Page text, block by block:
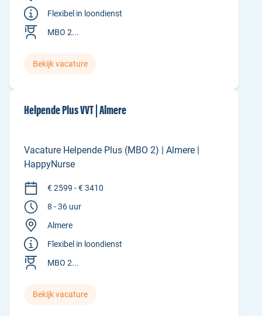
Flexibel in loondienst
MBO 2...
Bekijk vacature
Helpende Plus VVT | Almere
Vacature Helpende Plus (MBO 2) | Almere |
HappyNurse
€ 2599 - € 3410
8 - 36 uur
Almere
Flexibel in loondienst
MBO 2...
Bekijk vacature